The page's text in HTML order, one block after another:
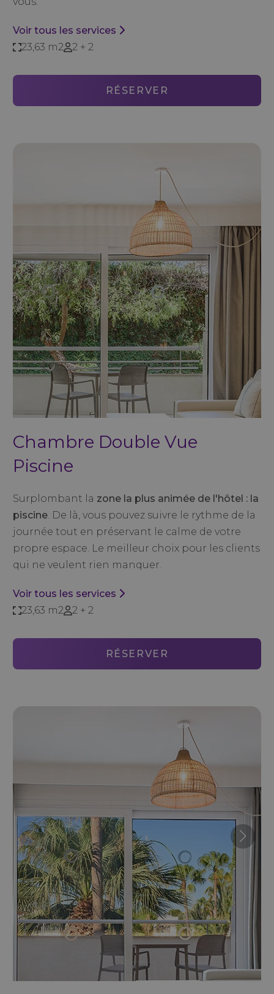
Voir tous les services
23,63 m2
2 + 2
RÉSERVER
Chambre Double Vue
Piscine
Surplombant la zone la plus animée de l'hôtel : la
piscine. De là, vous pouvez suivre le rythme de la
journée tout en préservant le calme de votre
propre espace. Le meilleur choix pour les clients
qui ne veulent rien manquer.
Voir tous les services
23,63 m2
2 + 2
RÉSERVER